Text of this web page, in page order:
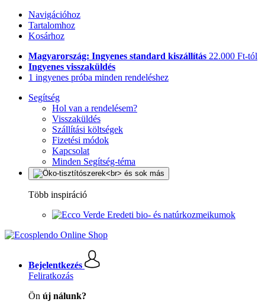
Navigációhoz
Tartalomhoz
Kosárhoz
Magyarország: Ingyenes standard kiszállítás 22.000 Ft-tól
Ingyenes visszaküldés
1 ingyenes próba minden rendeléshez
Segítség
Hol van a rendelésem?
Visszaküldés
Szállítási költségek
Fizetési módok
Kapcsolat
Minden Segítség-téma
Több inspiráció
Eredeti bio- és natúrkozmeikumok
Bejelentkezés
Feliratkozás
Ön új nálunk?